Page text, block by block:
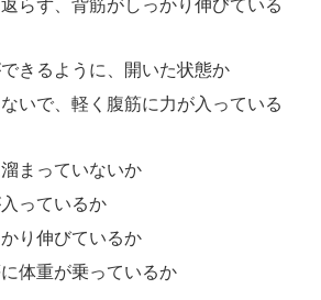
らず、背筋がしっかり伸びている
きるように、開いた状態か
いで、軽く腹筋に力が入っている
まっていないか
っているか
り伸びているか
体重が乗っているか